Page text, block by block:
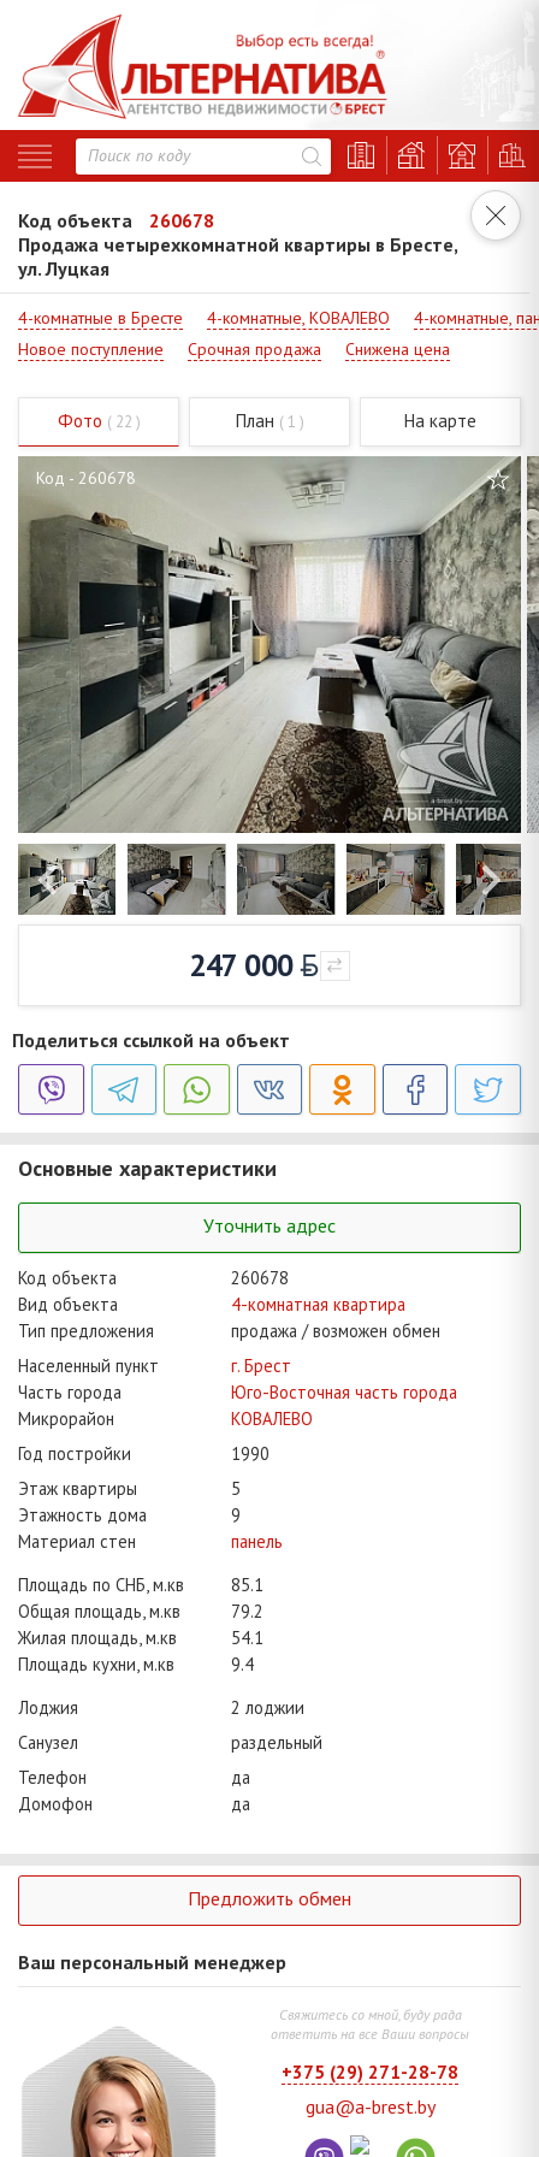
Код объекта
260678
Продажа четырехкомнатной квартиры в Бресте,
ул. Луцкая
4-комнатные в Бресте 4-комнатные, КОВАЛЕВО
4-комнатные,
Новое поступление
Срочная продажа Снижена цена
Фото ( 22 ) План ( 1 ) На карте
Код - 260678
247 000
Поделиться ссылкой на объект
Основные характеристики
Уточнить адрес
Код объекта
260678
Вид объекта
4-комнатная квартира
Тип предложения
продажа / возможен обмен
Населенный пункт
г. Брест
Часть города
Юго-Восточная часть города
Микрорайон
КОВАЛЕВО
Год постройки
1990
Этаж квартиры
5
Этажность дома
9
Материал стен
панель
Площадь по СНБ, м.кв
85.1
Общая площадь, м.кв
79.2
Жилая площадь, м.кв
54.1
Площадь кухни, м.кв
9.4
Лоджия
2 лоджии
Санузел
раздельный
Телефон
да
Домофон
да
Предложить обмен
Ваш персональный менеджер
Свяжитесь со мной, буду рада
ответить на все Ваши вопросы
+375 (29) 271-28-78
gua@a-brest.by